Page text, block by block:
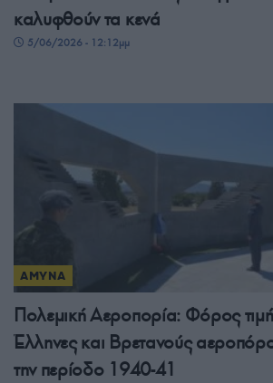
καλυφθούν τα κενά
5/06/2026 - 12:12μμ
ΑΜΥΝΑ
Πολεμική Αεροπορία: Φόρος
Έλληνες και Βρετανούς
την περίοδο 1940-41